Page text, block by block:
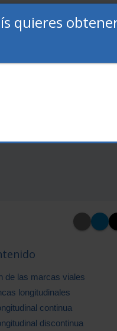
Permiso B
de las marcas viales
longitudinales
continua
discontinua
quieres